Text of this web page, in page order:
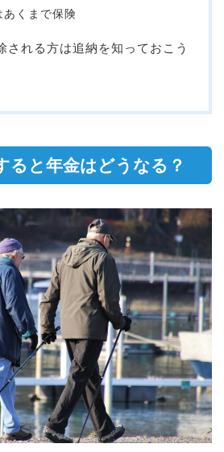
あくまで保険
される方は追納を知っておこう
ると年金はどうなる？